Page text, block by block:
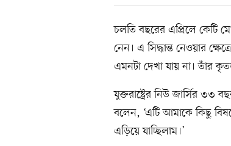
চলতি বছরের এপ্রিলে কেটি
নেন। এ সিদ্ধান্ত নেওয়ার
এমনটা দেখা যায় না। তাঁর
যুক্তরাষ্ট্রের নিউ জার্সির ৩৩
বলেন, ‘এটি আমাকে কিছু
এড়িয়ে যাচ্ছিলাম।’